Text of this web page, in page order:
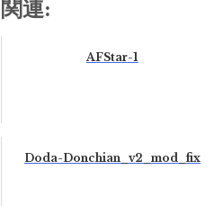
関連:
AFStar-1
Doda-Donchian_v2_mod_fix